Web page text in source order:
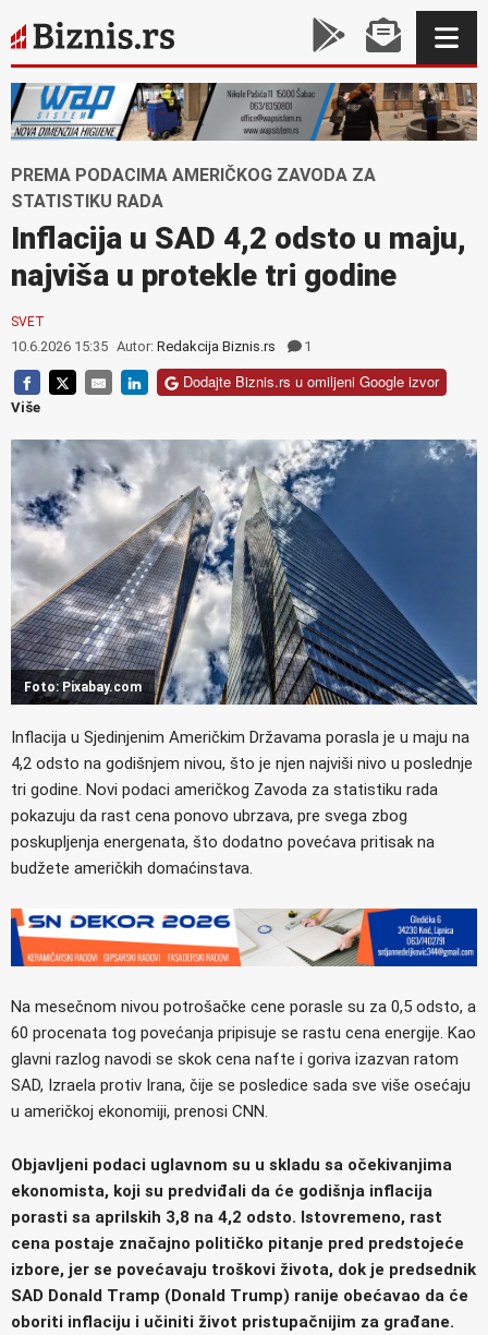
PREMA PODACIMA AMERIČKOG ZAVODA ZA
STATISTIKU RADA
Inflacija u SAD 4,2 odsto u maju,
najviša u protekle tri godine
SVET
10.6.2026 15:35 Autor: Redakcija Biznis.rs 1
Dodajte Biznis.rs u omiljeni Google izvor
Više
Foto: Pixabay.com
Inflacija u Sjedinjenim Američkim Državama porasla je u maju na
4,2 odsto na godišnjem nivou, što je njen najviši nivo u poslednje
tri godine. Novi podaci američkog Zavoda za statistiku rada
pokazuju da rast cena ponovo ubrzava, pre svega zbog
poskupljenja energenata, što dodatno povećava pritisak na
budžete američkih domaćinstava.
Na mesečnom nivou potrošačke cene porasle su za 0,5 odsto, a
60 procenata tog povećanja pripisuje se rastu cena energije. Kao
glavni razlog navodi se skok cena nafte i goriva izazvan ratom
SAD, Izraela protiv Irana, čije se posledice sada sve više osećaju
u američkoj ekonomiji, prenosi CNN.
Objavljeni podaci uglavnom su u skladu sa očekivanjima
ekonomista, koji su predviđali da će godišnja inflacija
porasti sa aprilskih 3,8 na 4,2 odsto. Istovremeno, rast
cena postaje značajno političko pitanje pred predstojeće
izbore, jer se povećavaju troškovi života, dok je predsednik
SAD Donald Tramp (Donald Trump) ranije obećavao da će
oboriti inflaciju i učiniti život pristupačnijim za građane.